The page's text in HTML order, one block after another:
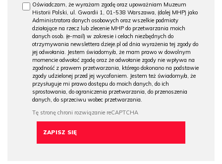
Oświadczam, że wyrażam zgodę oraz upoważniam Muzeum
Historii Polski, ul. Gwardii 1, 01-538 Warszawa, (dalej MHP) jako
Administratora danych osobowych oraz wszelkie podmioty
działające na rzecz lub zlecenie MHP do przetwarzania moich
danych osob. (e-mail) w zakresie i celach niezbędnych do
otrzymywania newslettera dzieje.pl od dnia wyrażenia tej zgody do
jej odwołania. Jestem świadomy/a, że mam prawo w dowolnym
momencie odwołać zgodę oraz że odwołanie zgody nie wpływa na
zgodność z prawem przetwarzania, którego dokonano na podstawie
zgody udzielonej przed jej wycofaniem. Jestem też świadomy/a, że
przysługuje mi prawo dostępu do moich danych, do ich
sprostowania, do ograniczenia przetwarzania, do przenoszenia
danych, do sprzeciwu wobec przetwarzania.